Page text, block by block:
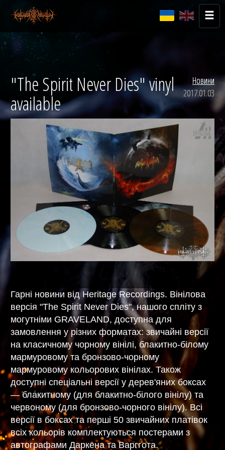
Новини
2017.01.03
"The Spirit Never Dies" vinyl
available
Гарні новини від Heritage Recordings. Вінілова
версія "The Spirit Never Dies", нашого спліту з
могутніми GRAVELAND, доступна для
замовлення у різних форматах: звичайні версії
на класичному чорному вінілі, блакитно-білому
мармуровому та бронзово-чорному
мармуровому кольорових вінілах. Також
доступні спеціальні версії у дерев'яних боксах
— блакитному (для блакитно-білого вінілу) та
червоному (для бронзово-чорного вінілу). Всі
версії в боксах та перші 50 звичайних платівок
всіх кольорів комплектуються постерами з
автографами Даркена та Варггота.